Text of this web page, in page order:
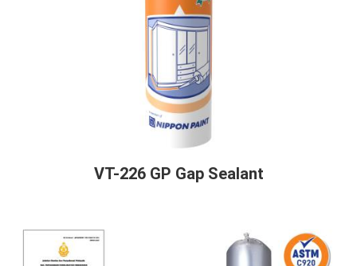
VT-226 GP Gap Sealant